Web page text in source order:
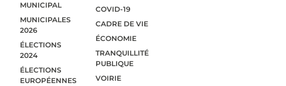
MUNICIPAL
MUNICIPALES
2026
ÉLECTIONS
2024
ÉLECTIONS
EUROPÉENNES
COVID-19
CADRE DE VIE
ÉCONOMIE
TRANQUILLITÉ
PUBLIQUE
VOIRIE